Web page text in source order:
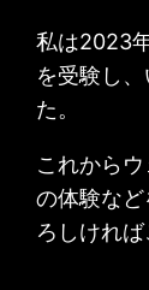
私は2023
を受験し
た。
これから
の体験な
ろしければ